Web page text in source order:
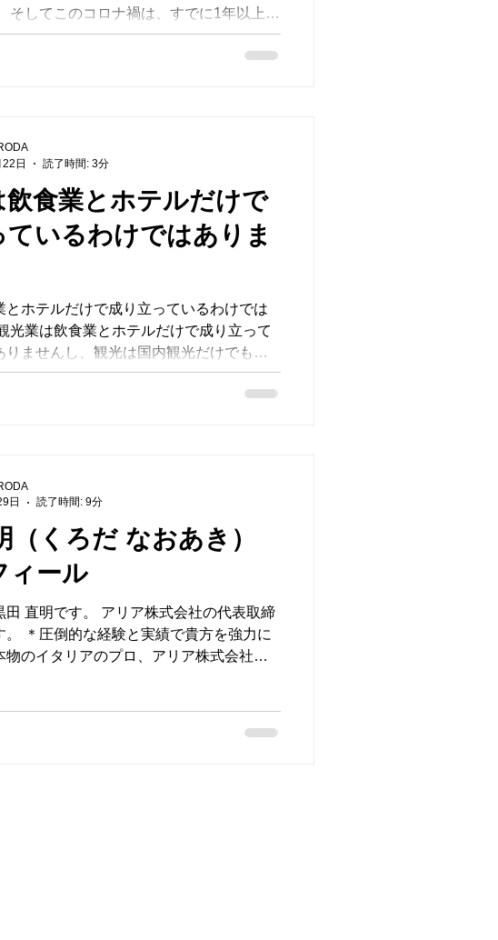
そしてこのコロナ禍は、すでに1年以上続
年の「HANAMI」シーズンにも外国人観
ませんでしたし、2021年の夏に延期され
飲食業とホテルだけで
ているわけではありま
とホテルだけで成り立っているわけでは
光業は飲食業とホテルだけで成り立って
りませんし、観光は国内観光だけでもあ
立国を目指している（と言っている）日
インバウンド産業も重要な観光業のはず
日
読了時間: 3分
（くろだ なおあき）
ィール
田 直明です。 アリア株式会社の代表取締
。 ＊圧倒的な経験と実績で貴方を強力に
物のイタリアのプロ、アリア株式会社ホ
日
読了時間: 9分